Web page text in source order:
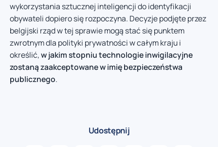
wykorzystania sztucznej inteligencji do identyfikacji
obywateli dopiero się rozpoczyna. Decyzje podjęte przez
belgijski rząd w tej sprawie mogą stać się punktem
zwrotnym dla polityki prywatności w całym kraju i
określić,w jakim stopniu technologie inwigilacyjne
zostaną zaakceptowane w imię bezpieczeństwa
publicznego.
Udostępnij